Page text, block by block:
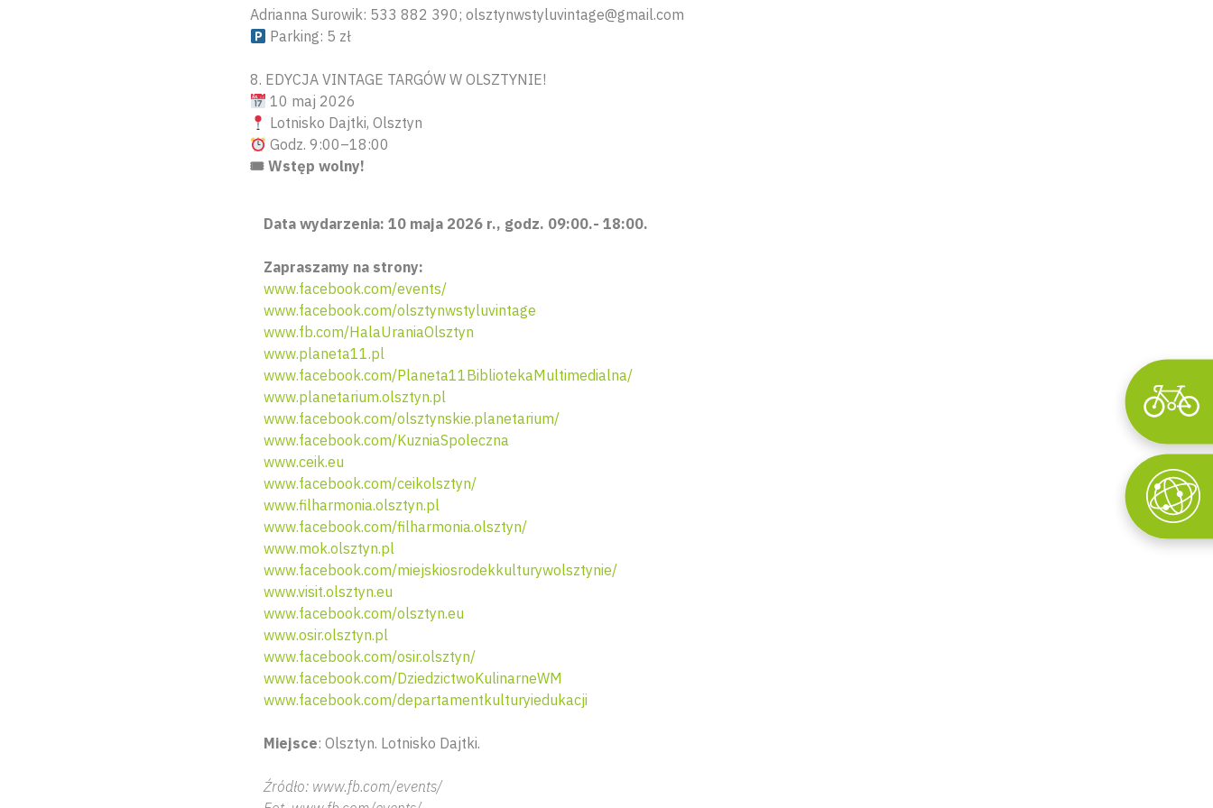
Adrianna Surowik: 533 882 390; olsztynwstyluvintage@gmail.com
Parking: 5 zł
8. EDYCJA VINTAGE TARGÓW W OLSZTYNIE!
10 maj 2026
Lotnisko Dajtki, Olsztyn
Godz. 9:00–18:00
🎟 Wstęp wolny!
Data wydarzenia: 10 maja 2026 r., godz. 09:00.- 18:00.
Zapraszamy na strony:
www.facebook.com/events/
www.facebook.com/olsztynwstyluvintage
www.fb.com/HalaUraniaOlsztyn
www.planeta11.pl
www.facebook.com/Planeta11BibliotekaMultimedialna/
www.planetarium.olsztyn.pl
www.facebook.com/olsztynskie.planetarium/
www.facebook.com/KuzniaSpoleczna
www.ceik.eu
www.facebook.com/ceikolsztyn/
www.filharmonia.olsztyn.pl
www.facebook.com/filharmonia.olsztyn/
www.mok.olsztyn.pl
www.facebook.com/miejskiosrodekkulturywolsztynie/
www.visit.olsztyn.eu
www.facebook.com/olsztyn.eu
www.osir.olsztyn.pl
www.facebook.com/osir.olsztyn/
www.facebook.com/DziedzictwoKulinarneWM
www.facebook.com/departamentkulturyiedukacji
Miejsce: Olsztyn. Lotnisko Dajtki.
Źródło: www.fb.com/events/
Wyszukaj